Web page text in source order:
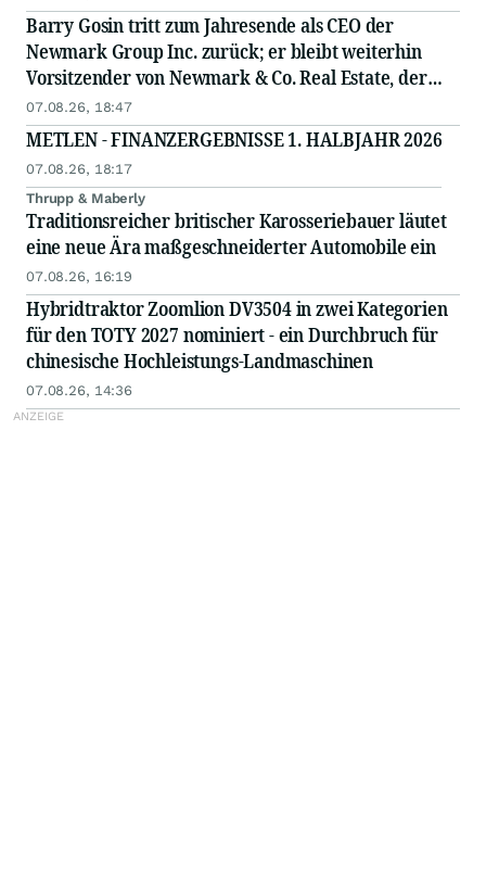
Barry Gosin tritt zum Jahresende als CEO der
Newmark Group Inc. zurück; er bleibt weiterhin
Vorsitzender von Newmark & Co. Real Estate, der
operativen Gesellschaft von Newmark
07.08.26, 18:47
METLEN - FINANZERGEBNISSE 1. HALBJAHR 2026
07.08.26, 18:17
Thrupp & Maberly
Traditionsreicher britischer Karosseriebauer läutet
eine neue Ära maßgeschneiderter Automobile ein
07.08.26, 16:19
Hybridtraktor Zoomlion DV3504 in zwei Kategorien
für den TOTY 2027 nominiert - ein Durchbruch für
chinesische Hochleistungs-Landmaschinen
07.08.26, 14:36